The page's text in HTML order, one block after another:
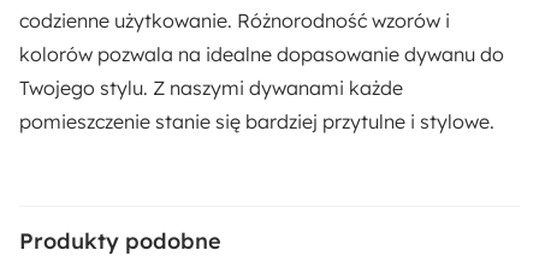
codzienne użytkowanie. Różnorodność wzorów i
kolorów pozwala na idealne dopasowanie dywanu do
Twojego stylu. Z naszymi dywanami każde
pomieszczenie stanie się bardziej przytulne i stylowe.
Produkty podobne